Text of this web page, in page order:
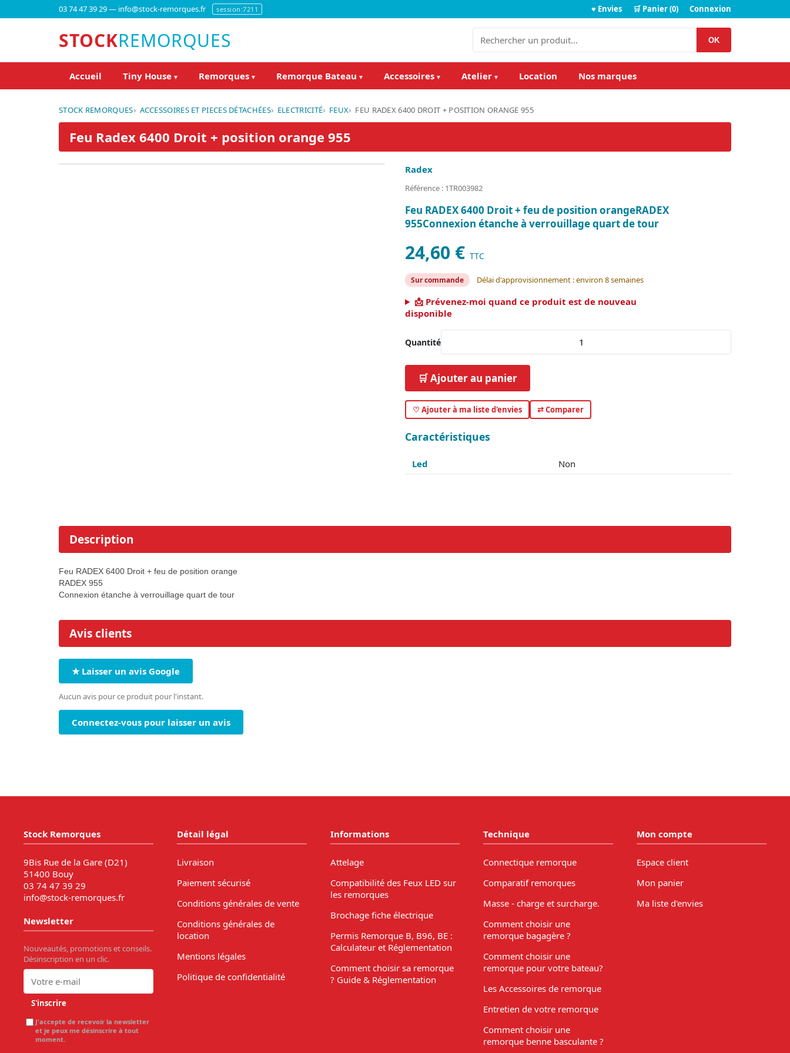
03 74 47 39 29 — info@stock-remorques.fr session:7211 ♥ Envies 🛒 Panier (0) Connexion
STOCKREMORQUES OK
Accueil Tiny House ▾ Remorques ▾ Remorque Bateau ▾ Accessoires ▾ Atelier ▾ Location Nos marques
STOCK REMORQUES ACCESSOIRES ET PIECES DÉTACHÉES ELECTRICITÉ FEUX FEU RADEX 6400 DROIT + POSITION ORANGE 955
Feu Radex 6400 Droit + position orange 955
Radex
Référence : 1TR003982
Feu RADEX 6400 Droit + feu de position orangeRADEX
955Connexion étanche à verrouillage quart de tour
24,60 € TTC
Sur commande Délai d'approvisionnement : environ 8 semaines
📩 Prévenez-moi quand ce produit est de nouveau
disponible
Quantité
🛒 Ajouter au panier
♡ Ajouter à ma liste d'envies ⇄ Comparer
Caractéristiques
Led Non
Description
Feu RADEX 6400 Droit + feu de position orange
RADEX 955
Connexion étanche à verrouillage quart de tour
Avis clients
★ Laisser un avis Google
Aucun avis pour ce produit pour l'instant.
Connectez-vous pour laisser un avis
Stock Remorques
9Bis Rue de la Gare (D21)
51400 Bouy
03 74 47 39 29
info@stock-remorques.fr
Newsletter
Nouveautés, promotions et conseils.
Désinscription en un clic.
S'inscrire
J'accepte de recevoir la newsletter
et je peux me désinscrire à tout
moment.
Détail légal
Livraison
Paiement sécurisé
Conditions générales de vente
Conditions générales de
location
Mentions légales
Politique de confidentialité
Informations
Attelage
Compatibilité des Feux LED sur
les remorques
Brochage fiche électrique
Permis Remorque B, B96, BE :
Calculateur et Réglementation
Comment choisir sa remorque
? Guide & Réglementation
Technique
Connectique remorque
Comparatif remorques
Masse - charge et surcharge.
Comment choisir une
remorque bagagère ?
Comment choisir une
remorque pour votre bateau?
Les Accessoires de remorque
Entretien de votre remorque
Comment choisir une
remorque benne basculante ?
Mon compte
Espace client
Mon panier
Ma liste d'envies